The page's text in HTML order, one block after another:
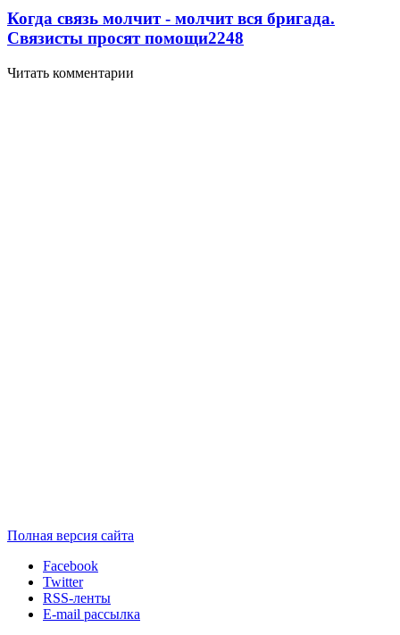
Когда связь молчит - молчит вся бригада.
Связисты просят помощи2248
Читать комментарии
Полная версия сайта
Facebook
Twitter
RSS-ленты
E-mail рассылка